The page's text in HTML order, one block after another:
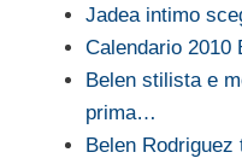
Jadea intimo
Calendario 2010
Belen stilista e
prima…
Belen